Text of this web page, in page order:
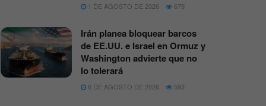
1 DE AGOSTO DE 2026 679
Irán planea bloquear barcos
de EE.UU. e Israel en Ormuz y
Washington advierte que no
lo tolerará
6 DE AGOSTO DE 2026 593